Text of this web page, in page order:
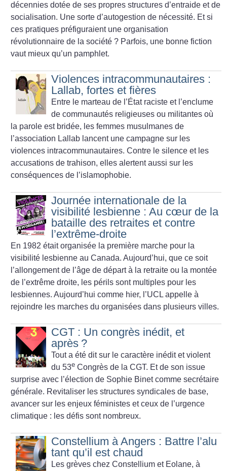
décennies dotée de ses propres structures d’entraide et de
socialisation. Une sorte d’autogestion de nécessité. Et si
ces pratiques préfiguraient une organisation
révolutionnaire de la société ? Parfois, une bonne fiction
vaut mieux qu’un pamphlet.
Violences intracommunautaires :
Lallab, fortes et fières
Entre le marteau de l’État raciste et l’enclume
de communautés religieuses ou militantes où
la parole est bridée, les femmes musulmanes de
l’association Lallab lancent une campagne sur les
violences intracommunautaires. Contre le silence et les
accusations de trahison, elles alertent aussi sur les
conséquences de l’islamophobie.
Journée internationale de la
visibilité lesbienne : Au cœur de la
bataille des retraites et contre
l’extrême-droite
En 1982 était organisée la première marche pour la
visibilité lesbienne au Canada. Aujourd’hui, que ce soit
l’allongement de l’âge de départ à la retraite ou la montée
de l’extrême droite, les périls sont multiples pour les
lesbiennes. Aujourd’hui comme hier, l’UCL appelle à
rejoindre les marches du organisées dans plusieurs villes.
CGT : Un congrès inédit, et
après ?
Tout a été dit sur le caractère inédit et violent
du 53e Congrès de la CGT. Et de son issue
surprise avec l’élection de Sophie Binet comme secrétaire
générale. Revitaliser les structures syndicales de base,
avancer sur les enjeux féministes et ceux de l’urgence
climatique : les défis sont nombreux.
Constellium à Angers : Battre l’alu
tant qu’il est chaud
Les grèves chez Constellium et Eolane, à